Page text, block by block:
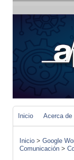
Inicio Acerca de
Inicio > Google
Comunicación >